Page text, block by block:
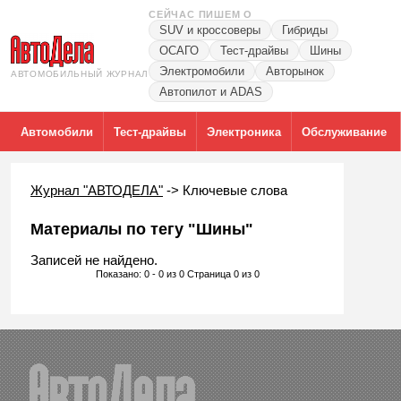
АВТОМОБИЛЬНЫЙ ЖУРНАЛ
СЕЙЧАС ПИШЕМ О
SUV и кроссоверы
Гибриды
ОСАГО
Тест-драйвы
Шины
Электромобили
Авторынок
Автопилот и ADAS
Автомобили Тест-драйвы Электроника Обслуживание
Журнал "АВТОДЕЛА" -> Ключевые слова
Материалы по тегу "Шины"
Записей не найдено.
Показано: 0 - 0 из 0 Страница 0 из 0